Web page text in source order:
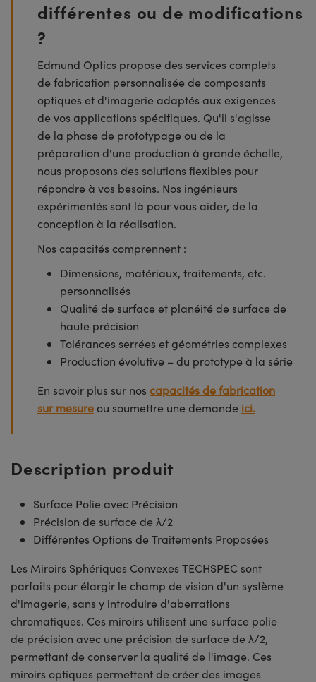
différentes ou de modifications
?
Edmund Optics propose des services complets
de fabrication personnalisée de composants
optiques et d'imagerie adaptés aux exigences
de vos applications spécifiques. Qu'il s'agisse
de la phase de prototypage ou de la
préparation d'une production à grande échelle,
nous proposons des solutions flexibles pour
répondre à vos besoins. Nos ingénieurs
expérimentés sont là pour vous aider, de la
conception à la réalisation.
Nos capacités comprennent :
Dimensions, matériaux, traitements, etc.
personnalisés
Qualité de surface et planéité de surface de
haute précision
Tolérances serrées et géométries complexes
Production évolutive – du prototype à la série
En savoir plus sur nos capacités de fabrication
sur mesure ou soumettre une demande ici.
Description produit
Surface Polie avec Précision
Précision de surface de λ/2
Différentes Options de Traitements Proposées
Les Miroirs Sphériques Convexes TECHSPEC sont
parfaits pour élargir le champ de vision d'un système
d'imagerie, sans y introduire d'aberrations
chromatiques. Ces miroirs utilisent une surface polie
de précision avec une précision de surface de λ/2,
permettant de conserver la qualité de l'image. Ces
miroirs optiques permettent de créer des images